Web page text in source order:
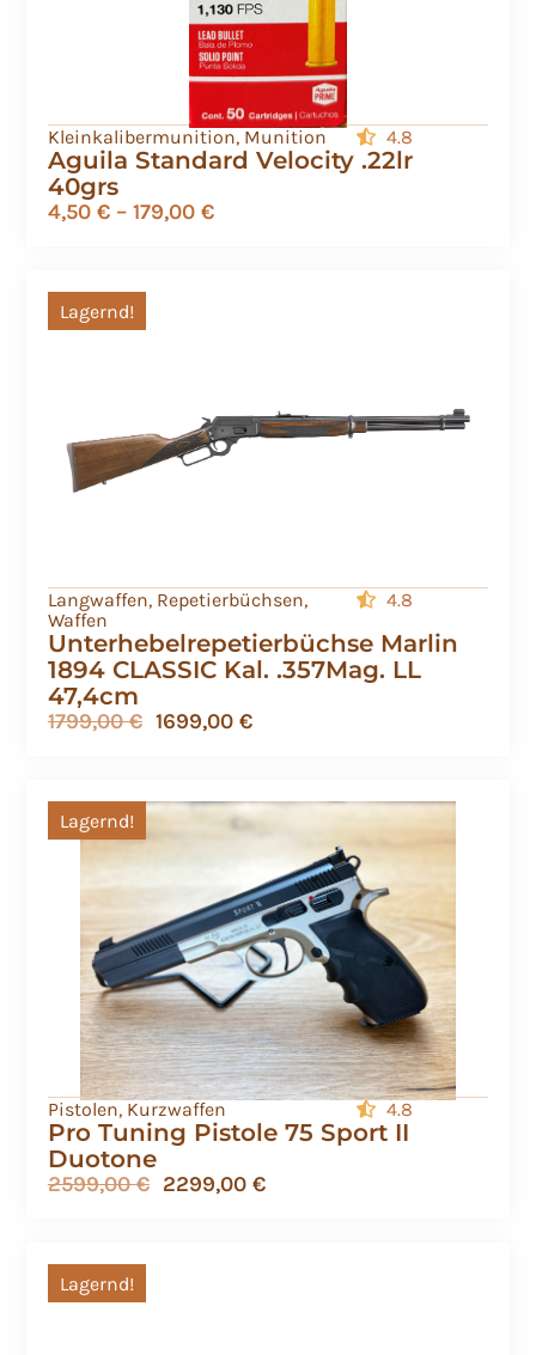
Aguila Standard Velocity .22lr
40grs
Kleinkalibermunition, Munition 4.8
4,50 € – 179,00 €
Unterhebelrepetierbüchse Marlin
1894 CLASSIC Kal. .357Mag. LL
47,4cm
Langwaffen, Repetierbüchsen,
Waffen
4.8
Lagernd!
1799,00€ 1699,00 €
Pro Tuning Pistole 75 Sport II
Duotone
Pistolen, Kurzwaffen 4.8
Lagernd!
2599,00€ 2299,00 €
Lagernd!